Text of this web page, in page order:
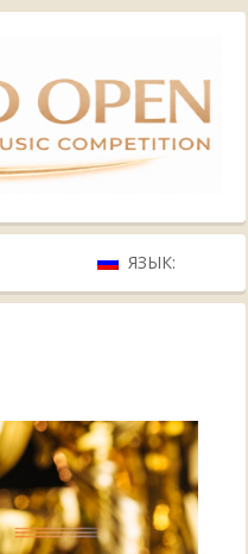
ЯЗЫК: